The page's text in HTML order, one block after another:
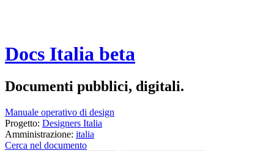
Docs Italia beta
Documenti pubblici, digitali.
Manuale operativo di design
Progetto: Designers Italia
Amministrazione: italia
Cerca nel documento